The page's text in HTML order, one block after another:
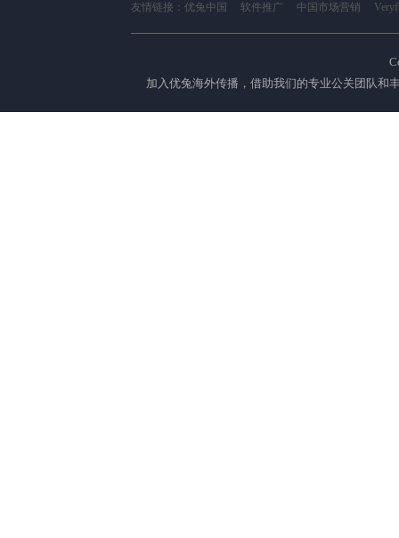
友情链接： 优兔中国 软件推广 中国市场营销
加入优兔海外传播，借助我们的专业公关团队和